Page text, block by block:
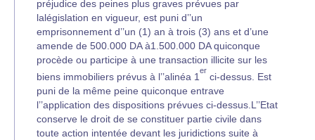
préjudice des peines plus graves prévues par
lalégislation en vigueur, est puni d’’un
emprisonnement d’’un (1) an à trois (3) ans et d’une
amende de 500.000 DA à1.500.000 DA quiconque
procède ou participe à une transaction illicite sur les
biens immobiliers prévus à l’’alinéa 1
er
ci-dessus. Est
puni de la même peine quiconque entrave
l’’application des dispositions prévues ci-dessus.L’’Etat
conserve le droit de se constituer partie civile dans
toute action intentée devant les juridictions suite à